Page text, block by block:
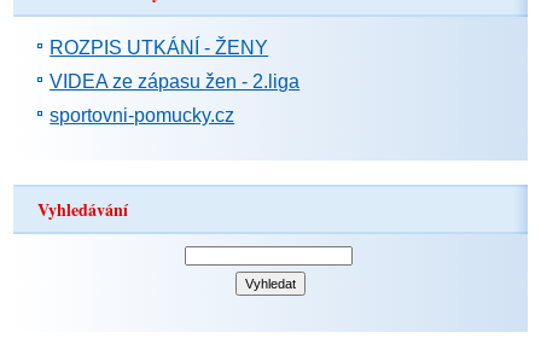
ROZPIS UTKÁNÍ - ŽENY
VIDEA ze zápasu žen - 2.liga
sportovni-pomucky.cz
Vyhledávání